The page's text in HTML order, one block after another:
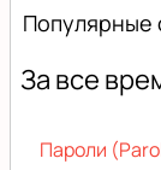
Популярные
За все
Пароли